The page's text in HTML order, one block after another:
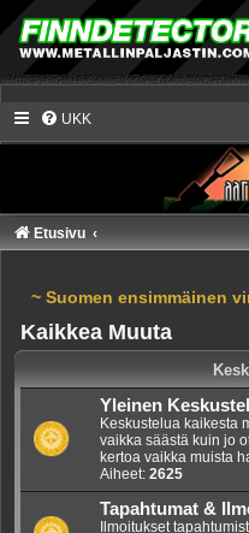
UKK
Etusivu
~ Suomen ensimmäinen
Kaikkea Muuta
Yleinen
Keskustelua kaikesta
vaikka säästä kuin jo
kertoa vaikka muista
Aiheet: 2625
Tapahtumat &
Ilmoitukset